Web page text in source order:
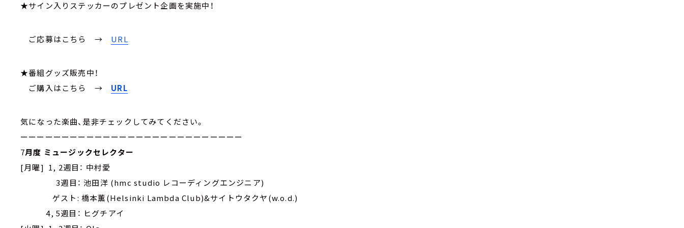
★サイン入りステッカーのプレゼント企画を実施中！
ご応募はこちら → URL
★番組グッズ販売中！
ご購入はこちら → URL
気になった楽曲、是非チェックしてみてください。
ーーーーーーーーーーーーーーーーーーーーーーーーーーー
7月度 ミュージックセレクター
[月曜] 1, 2週目： 中村愛
3週目： 池田洋 (hmc studio レコーディングエンジニア)
ゲスト: 橋本薫(Helsinki Lambda Club)&サイトウタクヤ(w.o.d.)
4, 5週目： ヒグチアイ